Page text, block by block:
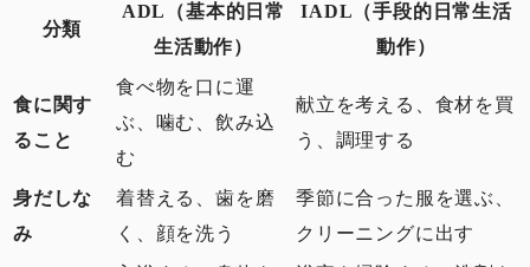
分類
ADL（基本的日常
生活動作）
IADL（手段的日常生活
動作）
食に関す
ること
食べ物を口に運
ぶ、噛む、飲み込
む
献立を考える、食材を買
う、調理する
身だしな
み
着替える、歯を磨
く、顔を洗う
季節に合った服を選ぶ、
クリーニングに出す